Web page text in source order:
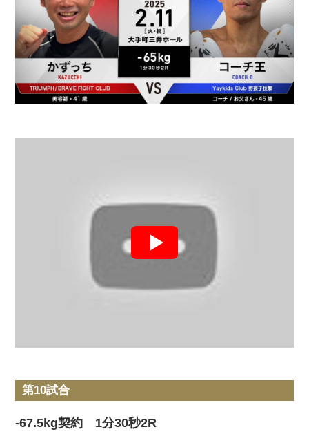
第10試合
-67.5kg契約 1分30秒2R